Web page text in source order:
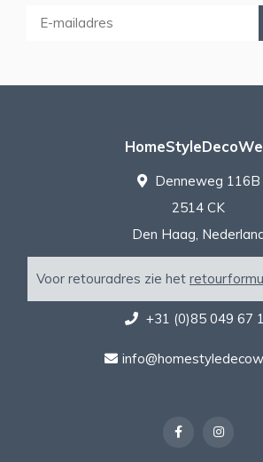
Denneweg 116B
2514 CK
Den Haag,
Voor retouradres zie het
+31 (0)85 049 67